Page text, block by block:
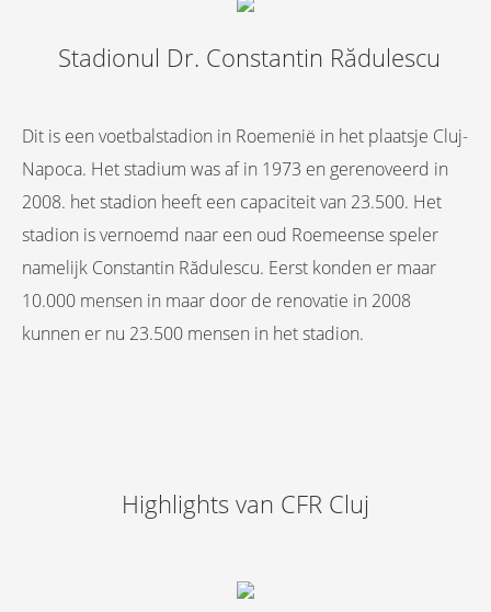
Stadionul Dr. Constantin Rădulescu
Dit is een voetbalstadion in Roemenië in het plaatsje Cluj-
Napoca. Het stadium was af in 1973 en gerenoveerd in
2008. het stadion heeft een capaciteit van 23.500. Het
stadion is vernoemd naar een oud Roemeense speler
namelijk Constantin Rădulescu. Eerst konden er maar
10.000 mensen in maar door de renovatie in 2008
kunnen er nu 23.500 mensen in het stadion.
Highlights van CFR Cluj